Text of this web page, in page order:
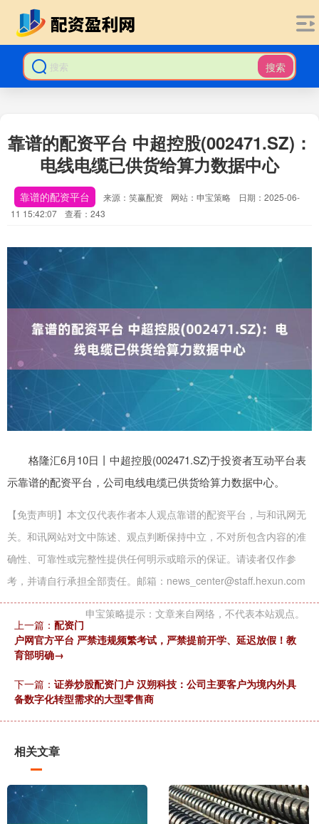
搜索
靠谱的配资平台 中超控股(002471.SZ)：
电线电缆已供货给算力数据中心
靠谱的配资平台 来源：笑赢配资 网站：申宝策略
日期：2025-06-
11 15:42:07
查看：243
格隆汇6月10日丨中超控股(002471.SZ)于投资者互动平台表
示靠谱的配资平台，公司电线电缆已供货给算力数据中心。
【免责声明】本文仅代表作者本人观点靠谱的配资平台，与和讯网无
关。和讯网站对文中陈述、观点判断保持中立，不对所包含内容的准
确性、可靠性或完整性提供任何明示或暗示的保证。请读者仅作参
考，并请自行承担全部责任。邮箱：news_center@staff.hexun.com
申宝策略提示：文章来自网络，不代表本站观点。
上一篇： 配资门
户网官方平台 严禁违规频繁考试，严禁提前开学、延迟放假！教
育部明确→
下一篇： 证券炒股配资门户 汉朔科技：公司主要客户为境内外具
备数字化转型需求的大型零售商
相关文章